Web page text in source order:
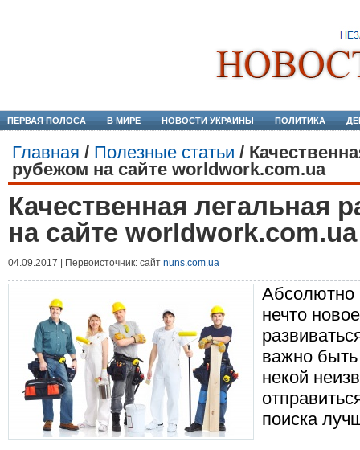
ПЕРВАЯ ПОЛОСА В МИРЕ НОВОСТИ УКРАИНЫ ПОЛИТИКА
Главная / Полезные статьи /
рубежом на сайте worldwork.com.ua
Качественная легальная
на сайте worldwork.com.ua
04.09.2017 | Первоисточник: сайт nuns.com.ua
Абсолютно
нечто
важно быть
некой
поиска